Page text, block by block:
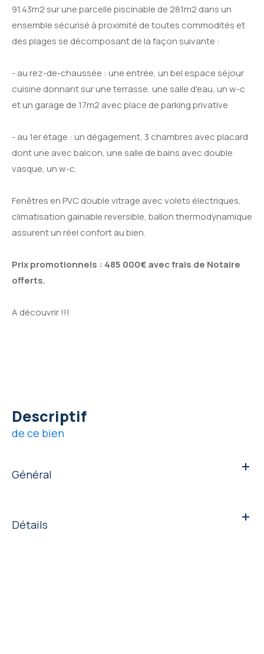
91.43m2 sur une parcelle piscinable de 281m2 dans un
ensemble sécurisé à proximité de toutes commodités et
des plages se décomposant de la façon suivante :
- au rez-de-chaussée : une entrée, un bel espace séjour
cuisine donnant sur une terrasse, une salle d'eau, un w-c
et un garage de 17m2 avec place de parking privative
- au 1er étage : un dégagement, 3 chambres avec placard
dont une avec balcon, une salle de bains avec double
vasque, un w-c.
Fenêtres en PVC double vitrage avec volets électriques,
climatisation gainable reversible, ballon thermodynamique
assurent un réel confort au bien.
Prix promotionnels : 485 000€ avec frais de Notaire
offerts.
A découvrir !!!
descriptif
de ce bien
Général
Détails